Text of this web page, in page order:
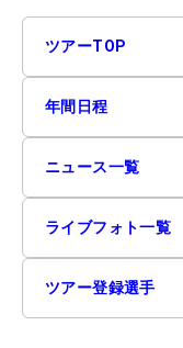
ツアーTOP
年間日程
ニュース一覧
ライブフォト一覧
ツアー登録選手